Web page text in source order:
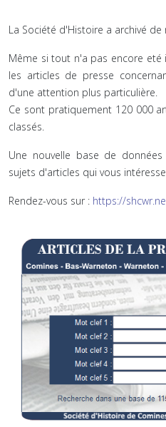
La Société d'Histoire a archivé
Même si tout n'a pas encore eté
les articles de presse
d'une attention plus particulière.
Ce sont pratiquement 120 000
classés.
Une nouvelle base de
sujets d'articles qui vous
Rendez-vous sur : https://